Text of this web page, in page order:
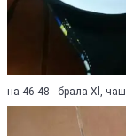
на 46-48 - брала Xl,